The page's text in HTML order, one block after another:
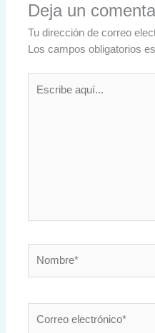
Deja un
Tu dirección de correo
Los campos obligatorios
aquí...
electrónico*